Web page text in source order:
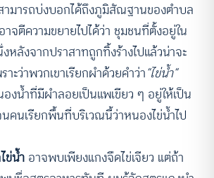
มารถบ่งบอกได้ถึงภูมิสัณฐานของตำบล
ตีความขยายไปได้ว่า ชุมชนที่ตั้งอยู่ใน
งหลังจากปราสาทถูกทิ้งร้างไปแล้วน่าจะ
ะว่าพวกเขาเรียกผำด้วยคำว่า“ไข่น้ำ”
องน้ำที่มีผำลอยเป็นแพเขียว ๆ อยู่ให้เป็น
คนเรียกพื้นที่บริเวณนี้ว่าหนองไข่น้ำไป
ไข่น้ำ อาจพบเพียงแกงจืดไข่เจียว แต่ถ้า